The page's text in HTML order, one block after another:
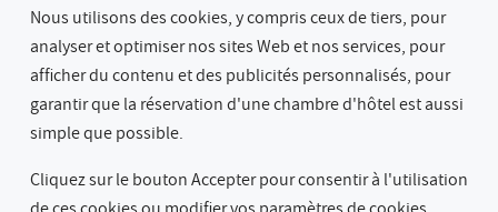
© 2026 Bastion Hotel Groep
Confidentialité & Cookies
Nous utilisons des cookies, y compris ceux de tiers, pour
analyser et optimiser nos sites Web et nos services, pour
afficher du contenu et des publicités personnalisés, pour
garantir que la réservation d'une chambre d'hôtel est aussi
simple que possible.
Cliquez sur le bouton Accepter pour consentir à l'utilisation